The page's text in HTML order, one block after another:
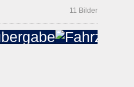
11 Bilder